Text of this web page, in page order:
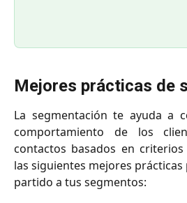
Mejores prácticas de
La segmentación te ayuda a
comportamiento de los
contactos basados en
las siguientes mejores
partido a tus segmentos: